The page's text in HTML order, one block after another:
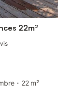
22m²
22 m²